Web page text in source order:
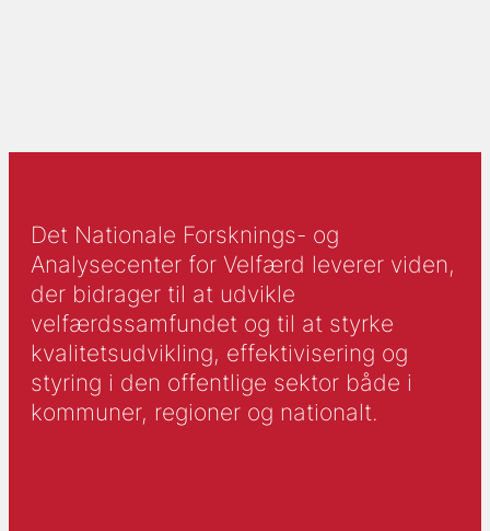
Det Nationale Forsknings- og
Analysecenter for Velfærd leverer viden,
der bidrager til at udvikle
velfærdssamfundet og til at styrke
kvalitetsudvikling, effektivisering og
styring i den offentlige sektor både i
kommuner, regioner og nationalt.